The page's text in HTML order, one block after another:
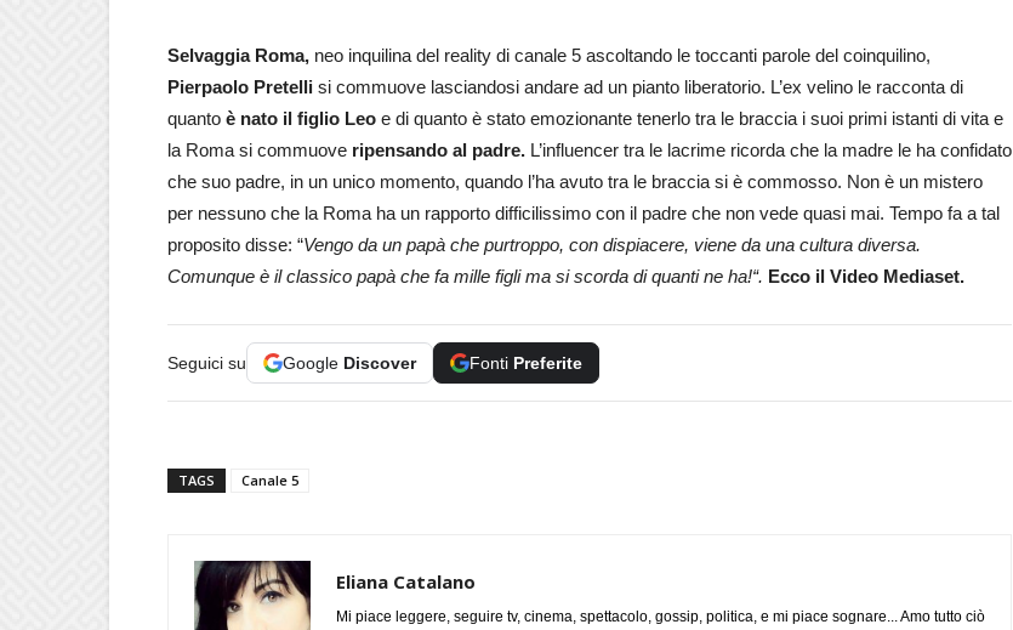
Selvaggia Roma, neo inquilina del reality di canale 5 ascoltando le toccanti parole del coinquilino,
Pierpaolo Pretelli si commuove lasciandosi andare ad un pianto liberatorio. L’ex velino le racconta di
quanto è nato il figlio Leo e di quanto è stato emozionante tenerlo tra le braccia i suoi primi istanti di vita e
la Roma si commuove ripensando al padre. L’influencer tra le lacrime ricorda che la madre le ha confidato
che suo padre, in un unico momento, quando l’ha avuto tra le braccia si è commosso. Non è un mistero
per nessuno che la Roma ha un rapporto difficilissimo con il padre che non vede quasi mai. Tempo fa a tal
proposito disse: “Vengo da un papà che purtroppo, con dispiacere, viene da una cultura diversa.
Comunque è il classico papà che fa mille figli ma si scorda di quanti ne ha!“. Ecco il Video Mediaset.
Seguici su Google Discover Fonti Preferite
TAGS Canale 5
Eliana Catalano
Mi piace leggere, seguire tv, cinema, spettacolo, gossip, politica, e mi piace sognare... Amo tutto ciò